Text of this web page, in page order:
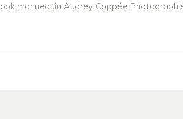
mannequin Audrey Coppée